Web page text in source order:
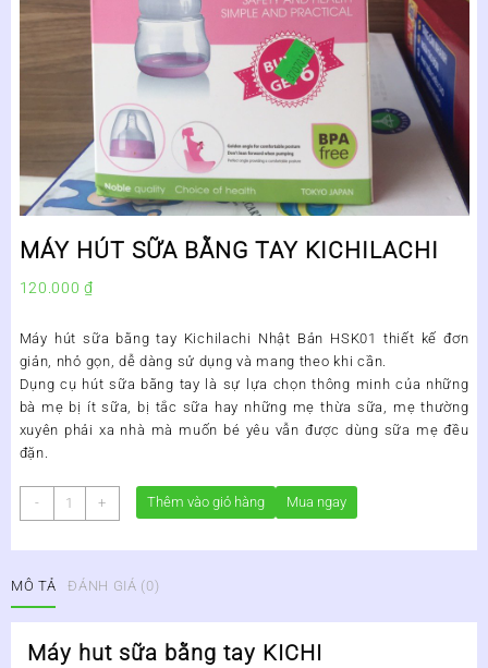
MÁY HÚT SỮA BẰNG TAY KICHILACHI
120.000₫
Máy hút sữa bằng tay Kichilachi Nhật Bản HSK01 thiết kế đơn
giản, nhỏ gọn, dễ dàng sử dụng và mang theo khi cần.
Dụng cụ hút sữa bằng tay là sự lựa chọn thông minh của những
bà mẹ bị ít sữa, bị tắc sữa hay những mẹ thừa sữa, mẹ thường
xuyên phải xa nhà mà muốn bé yêu vẫn được dùng sữa mẹ đều
đặn.
-
MÁY
HÚT
TAY
KICHILACHI
lượng
+ Thêm vào giỏ hàng Mua ngay
MÔ TẢ ĐÁNH GIÁ (0)
Máy hut sữa bằng tay KICHI